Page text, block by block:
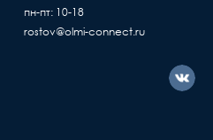
пн-пт: 10-18
rostov@olmi-connect.ru